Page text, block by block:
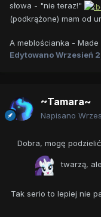
słowa - "nie teraz!"
(podkrążone) mam od
A meblościanka - Made
EdytowanoWrzesień
~Tamara~
Napisano
Dobra, mogę
twarzą,
Tak serio to lepiej nie